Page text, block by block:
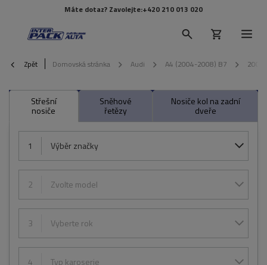
Máte dotaz? Zavolejte:+420 210 013 020
Zpět Domovská stránka Audi A4 (2004-2008) B7 2007
Střešní
nosiče
Sněhové
řetězy
Nosiče kol na zadní
dveře
1 Výběr značky
2 Zvolte model
3 Vyberte rok
4 Typ karoserie